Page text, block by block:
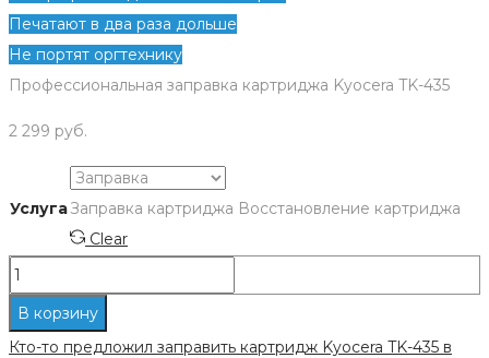
Печатают в два раза дольше
Не портят оргтехнику
Профессиональная заправка картриджа Kyocera TK-435
2 299 руб.
УслугаЗаправка картриджа Восстановление картриджа
Clear
Количество
Заправка
картриджа
В корзину
Кто-то предложил заправить картридж Kyocera TK-435 в